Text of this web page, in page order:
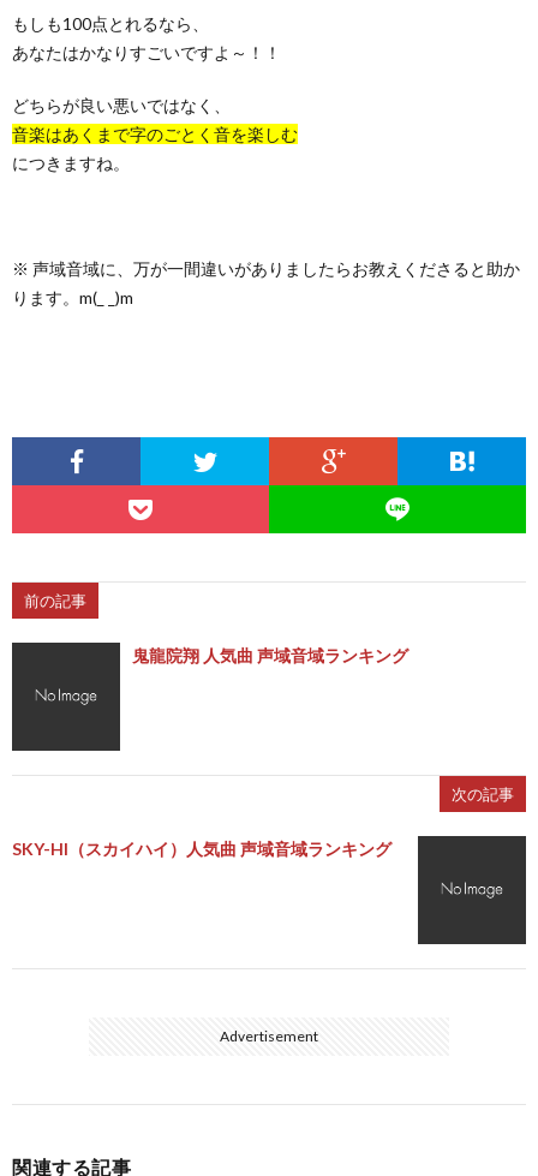
もしも100点とれるなら、
あなたはかなりすごいですよ～！！
どちらが良い悪いではなく、
音楽はあくまで字のごとく音を楽しむ
につきますね。
※ 声域音域に、万が一間違いがありましたらお教えくださると助か
ります。m(_ _)m
前の記事
鬼龍院翔 人気曲 声域音域ランキング
次の記事
SKY-HI（スカイハイ）人気曲 声域音域ランキング
Advertisement
関連する記事